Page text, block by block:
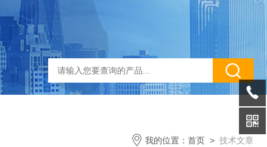
我的位置： 首页 > 技术文章